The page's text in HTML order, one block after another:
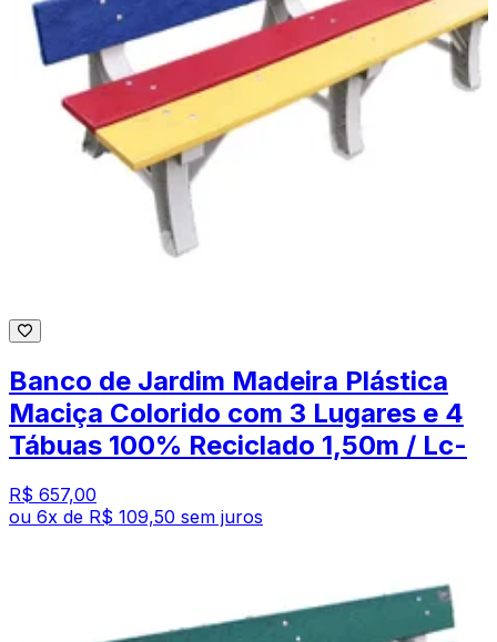
Banco de Jardim Madeira Plástica
Maciça Colorido com 3 Lugares e 4
Tábuas 100% Reciclado 1,50m / Lc-
R$ 657,00
ou 6x de R$ 109,50 sem juros